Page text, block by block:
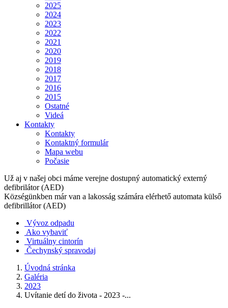
2025
2024
2023
2022
2021
2020
2019
2018
2017
2016
2015
Ostatné
Videá
Kontakty
Kontakty
Kontaktný formulár
Mapa webu
Počasie
Už aj v našej obci máme verejne dostupný automatický externý
defibrilátor (AED)
Községünkben már van a lakosság számára elérhető automata külső
defibrillátor (AED)
Vývoz odpadu
Ako vybaviť
Virtuálny cintorín
Čechynský spravodaj
Úvodná stránka
Galéria
2023
Uvítanie detí do života - 2023 -...